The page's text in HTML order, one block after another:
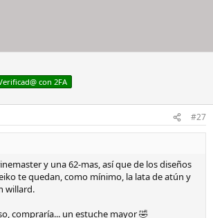
con 2FA
#27
y una 62-mas, así que de los diseños
te quedan, como mínimo, la lata de atún y
willard.
compraría... un estuche mayor 🤣